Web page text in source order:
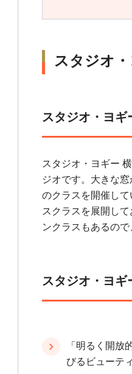
スタジオ
スタジオ・ヨギ
スタジオ・ヨギー
ジオです。大きな
のクラスを開催し
スクラスを展開し
ンクラスもあるの
スタジオ・ヨギ
「明るく開
びるビューテ